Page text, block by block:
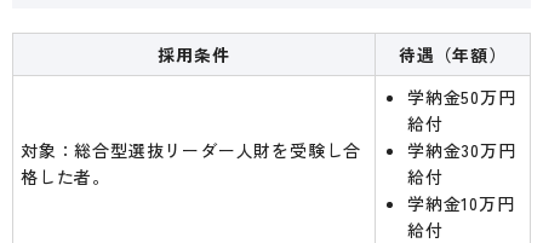
採用条件 待遇（年額）
対象：総合型選抜リーダー人財を受験し合
格した者。
学納金50万円
給付
学納金30万円
給付
学納金10万円
給付